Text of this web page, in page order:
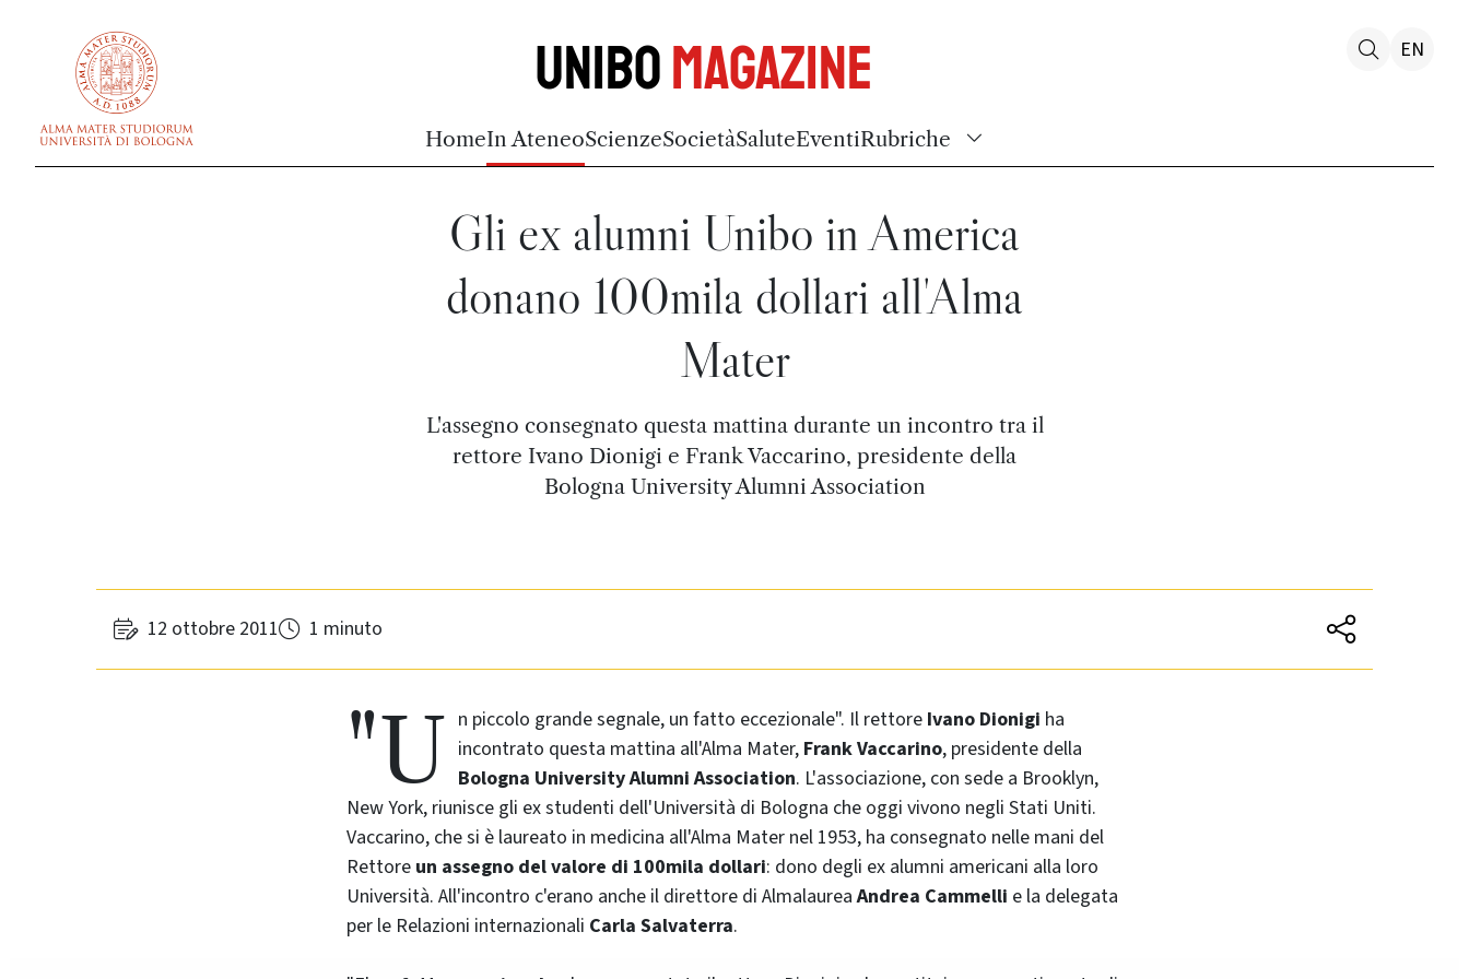
UniboMagazine
HomeIn AteneoScienzeSocietàSaluteEventiRubriche
EN
Gli ex alumni Unibo in America
donano 100mila dollari all'Alma
Mater
L'assegno consegnato questa mattina durante un incontro tra il
rettore Ivano Dionigi e Frank Vaccarino, presidente della
Bologna University Alumni Association
12 ottobre 2011 1 minuto
"U n piccolo grande segnale, un fatto eccezionale". Il rettore Ivano Dionigi ha
incontrato questa mattina all'Alma Mater, Frank Vaccarino, presidente della
Bologna UniversityAlumniAssociation. L'associazione, con sede a Brooklyn,
New York, riunisce gli ex studenti dell'Università di Bologna che oggi vivono negli Stati Uniti.
Vaccarino, che si è laureato in medicina all'Alma Mater nel 1953, ha consegnato nelle mani del
Rettore un assegno del valore di 100mila dollari: dono degli ex alumni americani alla loro
Università. All'incontro c'erano anche il direttore di AlmalaureaAndrea Cammelli e la delegata
per le Relazioni internazionali Carla Salvaterra.